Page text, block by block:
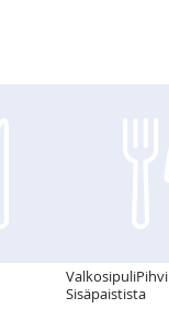
ValkosipuliPihvi
Sisäpaistista